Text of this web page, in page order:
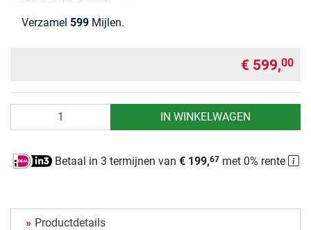
Verzamel 599 Mijlen.
€ 599,00
IN WINKELWAGEN
Betaal in 3 termijnen van € 199,67 met 0% rente
Productdetails